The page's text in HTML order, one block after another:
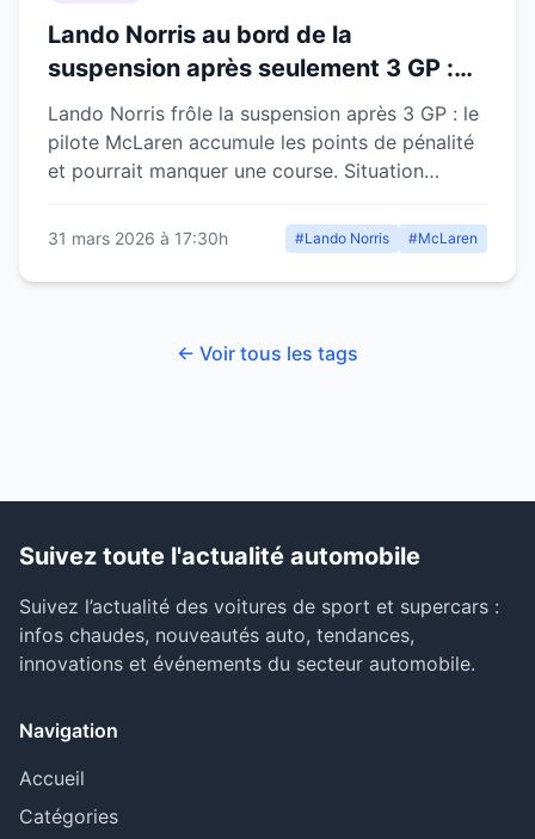
Lando Norris au bord de la
suspension après seulement 3 GP :
McLaren retient son souffle
Lando Norris frôle la suspension après 3 GP : le
pilote McLaren accumule les points de pénalité
et pourrait manquer une course. Situation
31 mars 2026 à 17:30h #Lando Norris #McLaren
← Voir tous les tags
Suivez toute l'actualité automobile
Suivez l’actualité des voitures de sport et supercars :
infos chaudes, nouveautés auto, tendances,
innovations et événements du secteur automobile.
Navigation
Accueil
Catégories